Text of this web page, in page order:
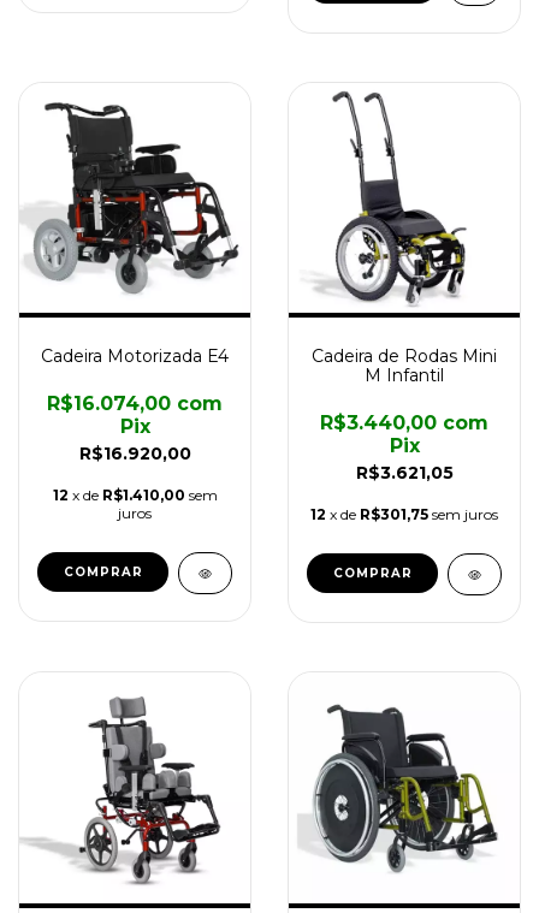
Cadeira Motorizada E4
R$16.920,00
R$16.074,00 com
Pix
12 x de R$1.410,00 sem
juros
COMPRAR
Cadeira de Rodas Mini
M Infantil
R$3.621,05
R$3.440,00 com
Pix
12 x de R$301,75 sem juros
COMPRAR